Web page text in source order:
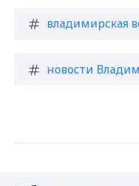
владимирская
новости